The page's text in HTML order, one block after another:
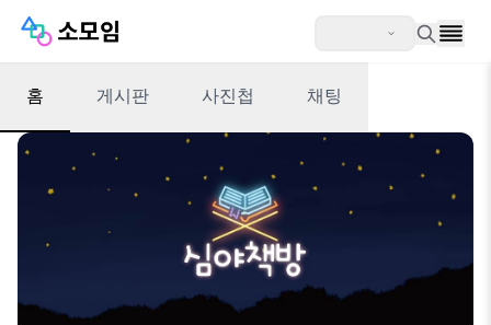
홈 게시판 사진첩 채팅